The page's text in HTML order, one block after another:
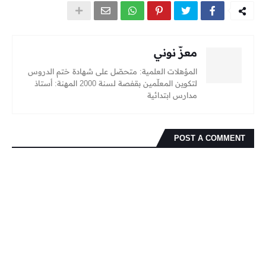
معزّ نوني
المؤهلات العلمية: متحصّل على شهادة ختم الدروس
لتكوين المعلّمين بقفصة لسنة 2000 المهنة: أستاذ
مدارس ابتدائية
POST A COMMENT